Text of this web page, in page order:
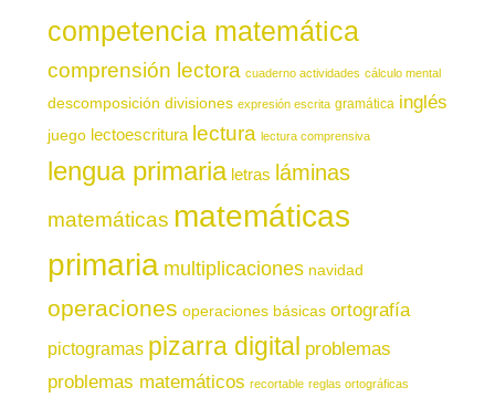
competencia matemática
comprensión lectora cuaderno actividades cálculo mental
descomposición divisiones expresión escrita gramática inglés
juego lectoescritura lectura lectura comprensiva
lengua primaria letras láminas
matemáticas matemáticas
primaria multiplicaciones navidad
operaciones operaciones básicas ortografía
pictogramas pizarra digital problemas
problemas matemáticos recortable reglas ortográficas